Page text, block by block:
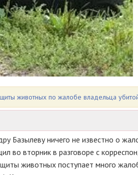
животных по жалобе владельца
ничего не известно о
во вторник в разговоре с
животных поступает много